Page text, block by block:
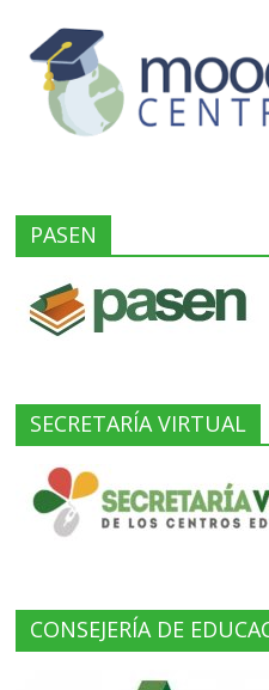
PASEN
SECRETARÍA VIRTUAL
CONSEJERÍA DE